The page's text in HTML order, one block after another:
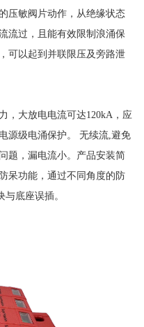
压敏阀片动作，从绝缘状态
流过，且能有效限制浪涌保
可以起到并联限压及旁路泄
，大放电电流可达120kA，应
源级电涌保护。 无续流,避免
题，漏电流小。产品安装简
呆功能，通过不同角度的防
底座误插。